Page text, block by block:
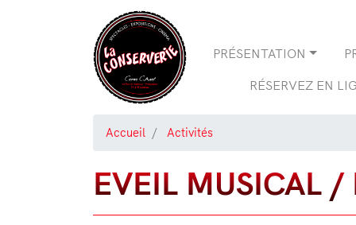
Navigation
principale
PRÉSENTATION
RÉSERVEZ EN
Accueil Activités
EVEIL MUSICAL /